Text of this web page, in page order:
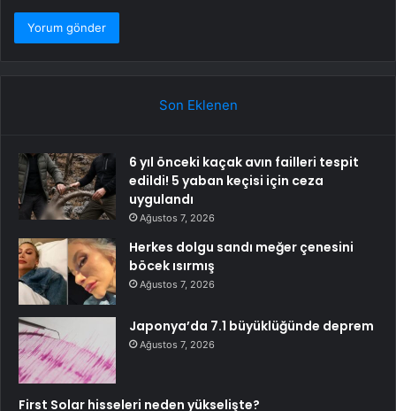
Son Eklenen
6 yıl önceki kaçak avın failleri tespit
edildi! 5 yaban keçisi için ceza
uygulandı
Ağustos 7, 2026
Herkes dolgu sandı meğer çenesini
böcek ısırmış
Ağustos 7, 2026
Japonya’da 7.1 büyüklüğünde deprem
Ağustos 7, 2026
First Solar hisseleri neden yükselişte?